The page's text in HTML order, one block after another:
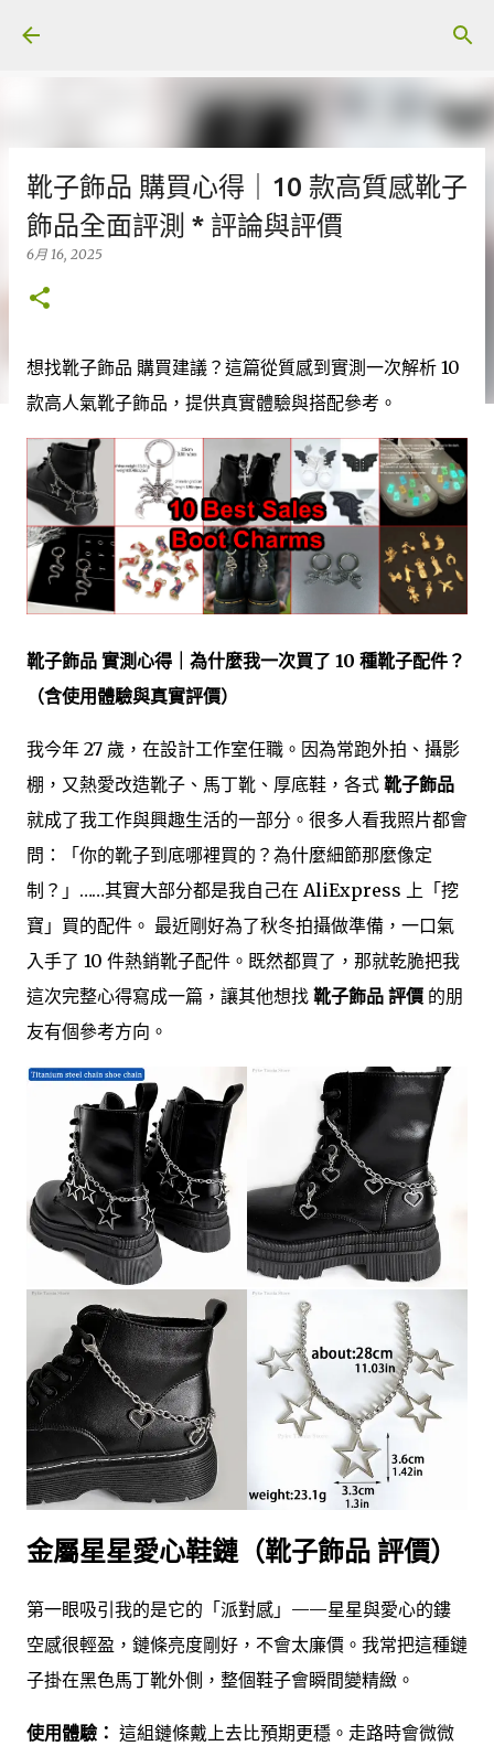
靴子飾品 購買心得｜10 款高質感靴子
飾品全面評測 * 評論與評價
6月 16, 2025
想找靴子飾品 購買建議？這篇從質感到實測一次解析 10
款高人氣靴子飾品，提供真實體驗與搭配參考。
靴子飾品 實測心得｜為什麼我一次買了 10 種靴子配件？
（含使用體驗與真實評價）
我今年 27 歲，在設計工作室任職。因為常跑外拍、攝影
棚，又熱愛改造靴子、馬丁靴、厚底鞋，各式 靴子飾品
就成了我工作與興趣生活的一部分。很多人看我照片都會
問：「你的靴子到底哪裡買的？為什麼細節那麼像定
制？」……其實大部分都是我自己在 AliExpress 上「挖
寶」買的配件。 最近剛好為了秋冬拍攝做準備，一口氣
入手了 10 件熱銷靴子配件。既然都買了，那就乾脆把我
這次完整心得寫成一篇，讓其他想找 靴子飾品 評價 的朋
友有個參考方向。
金屬星星愛心鞋鏈（靴子飾品 評價）
第一眼吸引我的是它的「派對感」——星星與愛心的鏤
空感很輕盈，鏈條亮度剛好，不會太廉價。我常把這種鏈
子掛在黑色馬丁靴外側，整個鞋子會瞬間變精緻。
使用體驗： 這組鏈條戴上去比預期更穩。走路時會微微